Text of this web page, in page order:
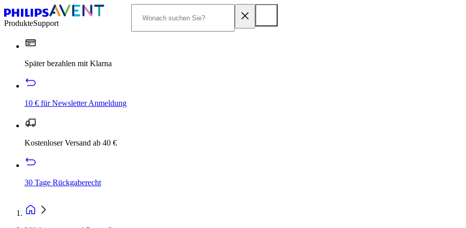
ProdukteSupport
Später bezahlen mit Klarna
10 € für Newsletter Anmeldung
Kostenloser Versand ab 40 €
30 Tage Rückgaberecht